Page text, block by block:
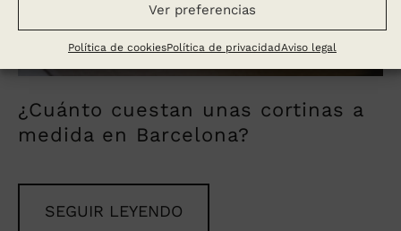
Ver preferencias
Política de cookiesPolítica de privacidadAviso legal
¿Cuánto cuestan unas cortinas a
medida en Barcelona?
SEGUIR LEYENDO